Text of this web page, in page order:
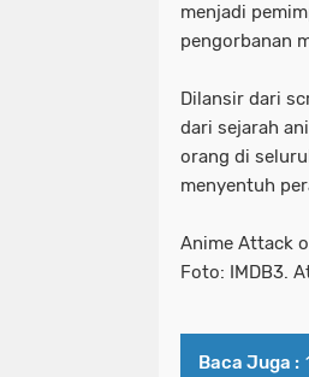
menjadi
pengorbanan
Dilansir dari
dari sejarah
orang di
menyentuh
Anime Attack
Foto: IMDB3.
Baca Juga :